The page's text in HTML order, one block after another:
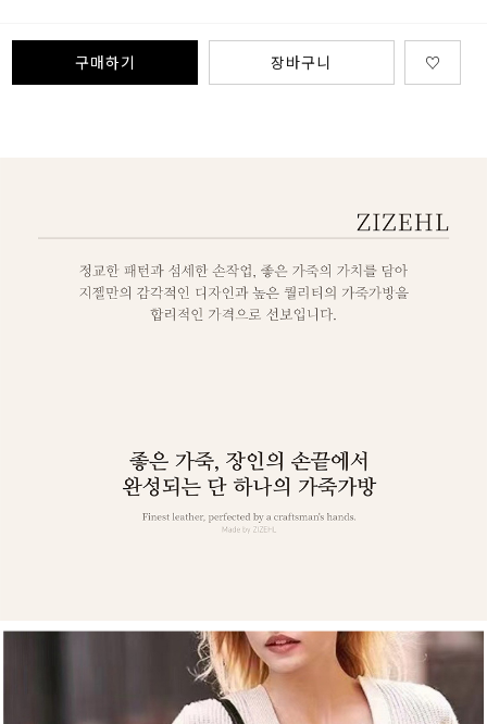
구매하기 장바구니 ♡